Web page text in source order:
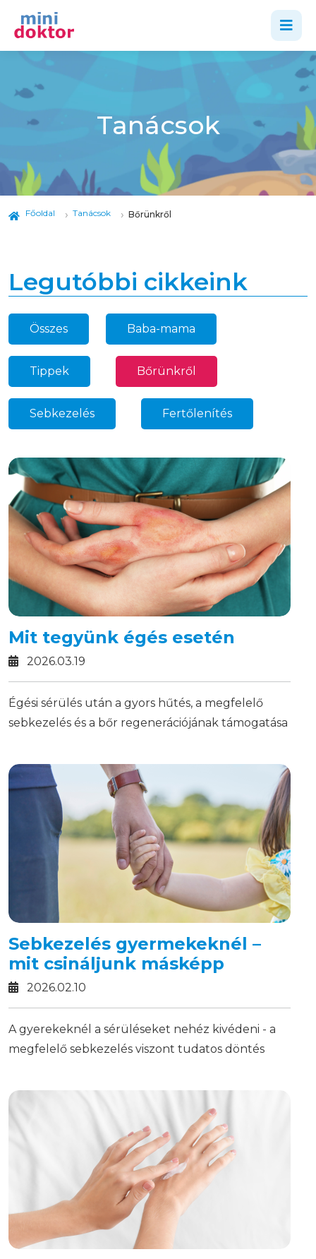
Tanácsok
Főoldal Tanácsok Bőrünkről
Legutóbbi cikkeink
Összes Baba-mama
Tippek Bőrünkről
Sebkezelés Fertőlenítés
Mit tegyünk égés esetén
2026.03.19
Égési sérülés után a gyors hűtés, a megfelelő
sebkezelés és a bőr regenerációjának támogatása
Sebkezelés gyermekeknél –
mit csináljunk másképp
2026.02.10
A gyerekeknél a sérüléseket nehéz kivédeni - a
megfelelő sebkezelés viszont tudatos döntés